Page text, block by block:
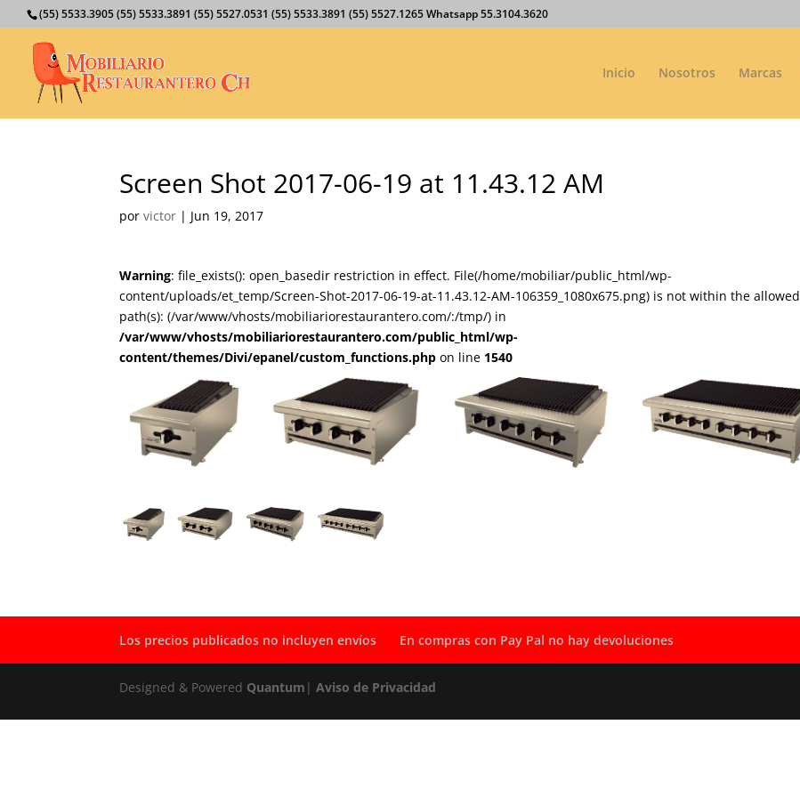
(55) 5533.3905 (55) 5533.3891 (55) 5527.0531 (55) 5533.3891 (55) 5527.1265 Whatsapp 55.3104.3620
Inicio Nosotros Marcas
Screen Shot 2017-06-19 at 11.43.12 AM
porvictor | Jun 19, 2017
Warning: file_exists(): open_basedir restriction in effect. File(/home/mobiliar/public_html/wp-
content/uploads/et_temp/Screen-Shot-2017-06-19-at-11.43.12-AM-106359_1080x675.png) is not within the allowed
path(s): (/var/www/vhosts/mobiliariorestaurantero.com/:/tmp/) in
/var/www/vhosts/mobiliariorestaurantero.com/public_html/wp-
content/themes/Divi/epanel/custom_functions.php on line 1540
Los precios publicados no incluyen envíos En compras con Pay Pal no hay devoluciones
Designed & Powered Quantum |Aviso de Privacidad